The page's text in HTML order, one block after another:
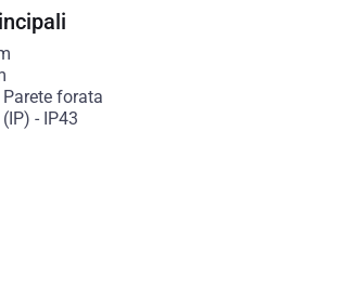
Parete forata
- IP43